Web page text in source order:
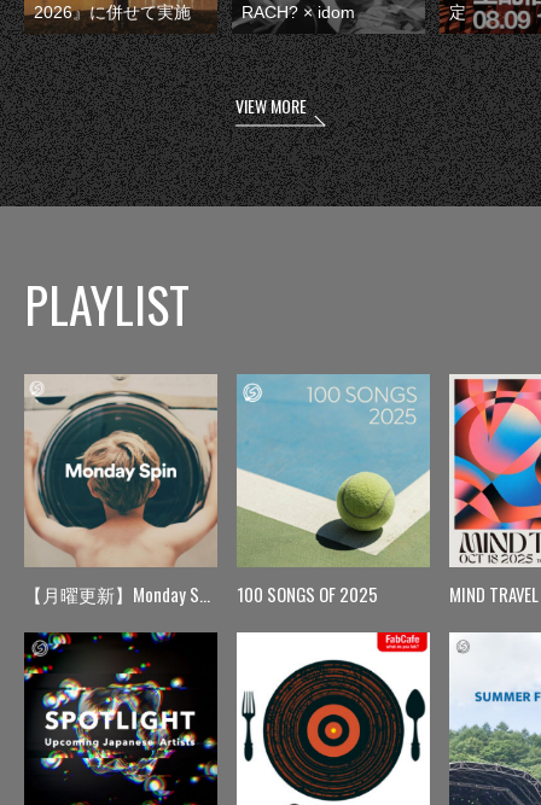
2026』に併せて実施
RACH? × idom
定
VIEW MORE
PLAYLIST
【月曜更新】Monday Spin 100 SONGS OF 2025 MIND TRAVEL